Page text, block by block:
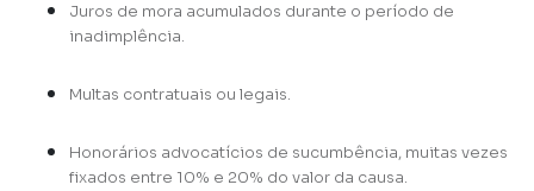
Juros de mora acumulados durante o período de
inadimplência.
Multas contratuais ou legais.
Honorários advocatícios de sucumbência, muitas vezes
fixados entre 10% e 20% do valor da causa.